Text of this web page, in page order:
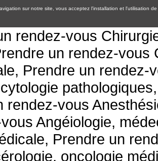
sur notre site, vous acceptez l'installation et l'utilisation